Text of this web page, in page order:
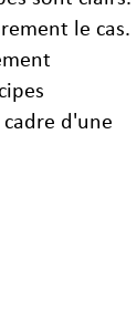
le cas.
d'une